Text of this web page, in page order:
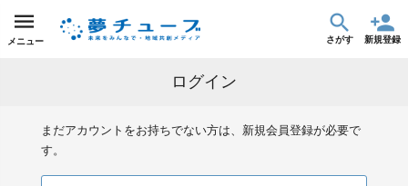
メニュー さがす 新規登録
ログイン
まだアカウントをお持ちでない方は、新規会員登録が必要で
す。